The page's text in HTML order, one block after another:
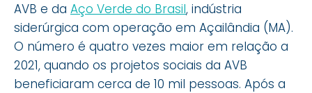
AVB e da Aço Verde do Brasil, indústria
siderúrgica com operação em Açailândia (MA).
O número é quatro vezes maior em relação a
2021, quando os projetos sociais da AVB
beneficiaram cerca de 10 mil pessoas. Após a